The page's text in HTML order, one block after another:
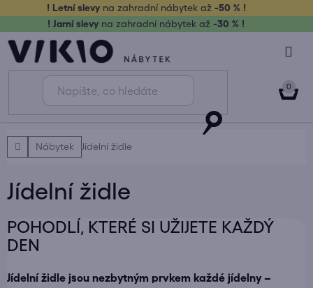
obsah
! Letní slevy na zahradní nábytek až-50 % !
! Jarní slevy na zahradní nábytek až -30 % !
DomůNábytek Jídelní židle
Jídelní židle
POHODLÍ, KTERÉ SI UŽIJETE KAŽDÝ
DEN
Jídelní židle jsou nezbytným prvkem každé jídelny –